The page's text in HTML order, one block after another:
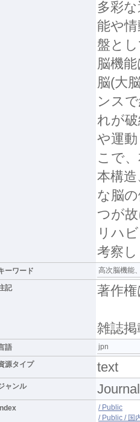
多彩
能や
盤と
脳機
脳(大
ンス
れが
や運
こで
本構
な脳
つが
リハ
考察
ーワード 高次脳機能
記 著作
雑誌
語 jpn
源タイプ text
ャンル
/ Public
/ Public / 国